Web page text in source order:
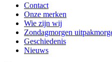
Contact
Onze merken
Wie zijn wij
Zondagmorgen
Geschiedenis
Nieuws